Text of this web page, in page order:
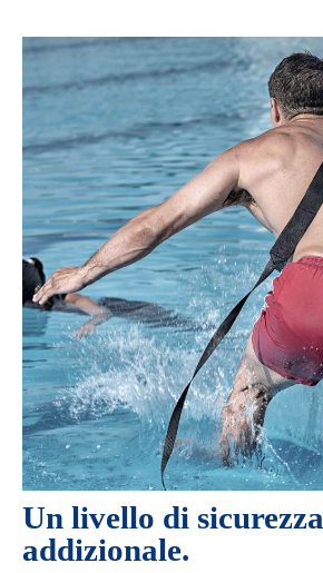
Un livello di sicurezza
addizionale.